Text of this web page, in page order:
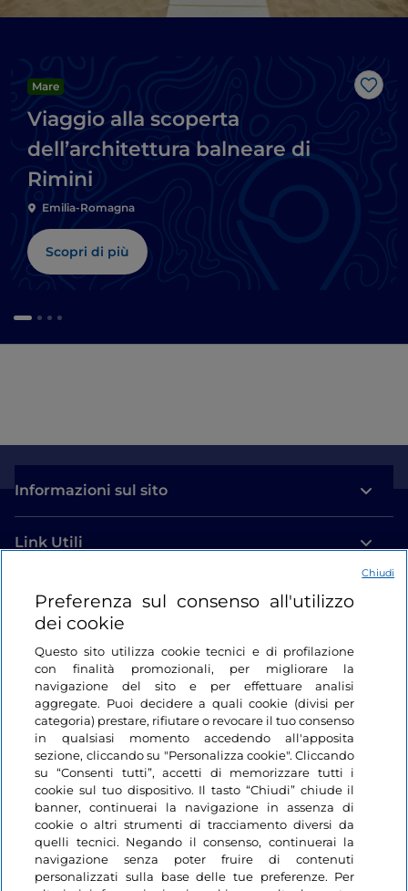
Like
Mare
Viaggio alla scoperta
dell’architettura balneare di
Rimini
Emilia-Romagna
Scopri di più
Informazioni sul sito
Link Utili
Login
Restiamo in contatto
Preferenza sul consenso all'utilizzo
dei cookie
Questo sito utilizza cookie tecnici e di profilazione
con finalità promozionali, per migliorare la
navigazione del sito e per effettuare analisi
aggregate. Puoi decidere a quali cookie (divisi per
categoria) prestare, rifiutare o revocare il tuo consenso
in qualsiasi momento accedendo all'apposita
sezione, cliccando su "Personalizza cookie". Cliccando
su “Consenti tutti”, accetti di memorizzare tutti i
cookie sul tuo dispositivo. Il tasto “Chiudi” chiude il
banner, continuerai la navigazione in assenza di
cookie o altri strumenti di tracciamento diversi da
quelli tecnici. Negando il consenso, continuerai la
navigazione senza poter fruire di contenuti
personalizzati sulla base delle tue preferenze. Per
Chiudi